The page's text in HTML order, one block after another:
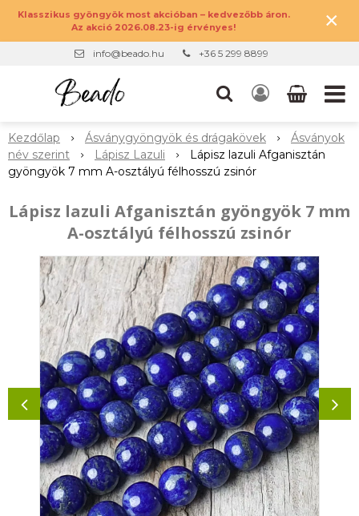
Klasszikus gyöngyök most akcióban – kedvezőbb áron.
Az akció 2026.08.23-ig érvényes!
×
info@beado.hu +36 5 299 8899
Kezdőlap Ásványgyöngyök és drágakövek
Ásványok
név szerint
Lápisz Lazuli
Lápisz lazuli Afganisztán
gyöngyök 7 mm A-osztályú félhosszú zsinór
Lápisz lazuli Afganisztán gyöngyök 7 mm
A-osztályú félhosszú zsinór